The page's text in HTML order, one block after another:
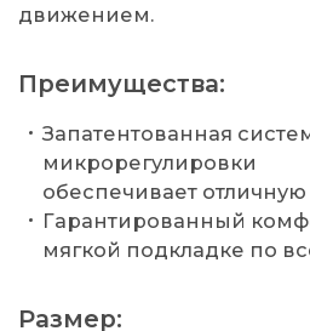
движением.
Преимущества:
Запатентованная
микрорегулировки
обеспечивает отличную
Гарантированный
мягкой подкладке по
Размер: